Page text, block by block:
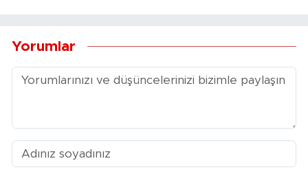
Yorumlar